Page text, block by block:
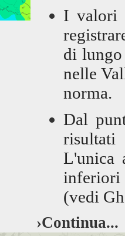
I valori
di lungo
nelle
norma.
Dal
L'unica
inferiori
(vedi
›Continua...